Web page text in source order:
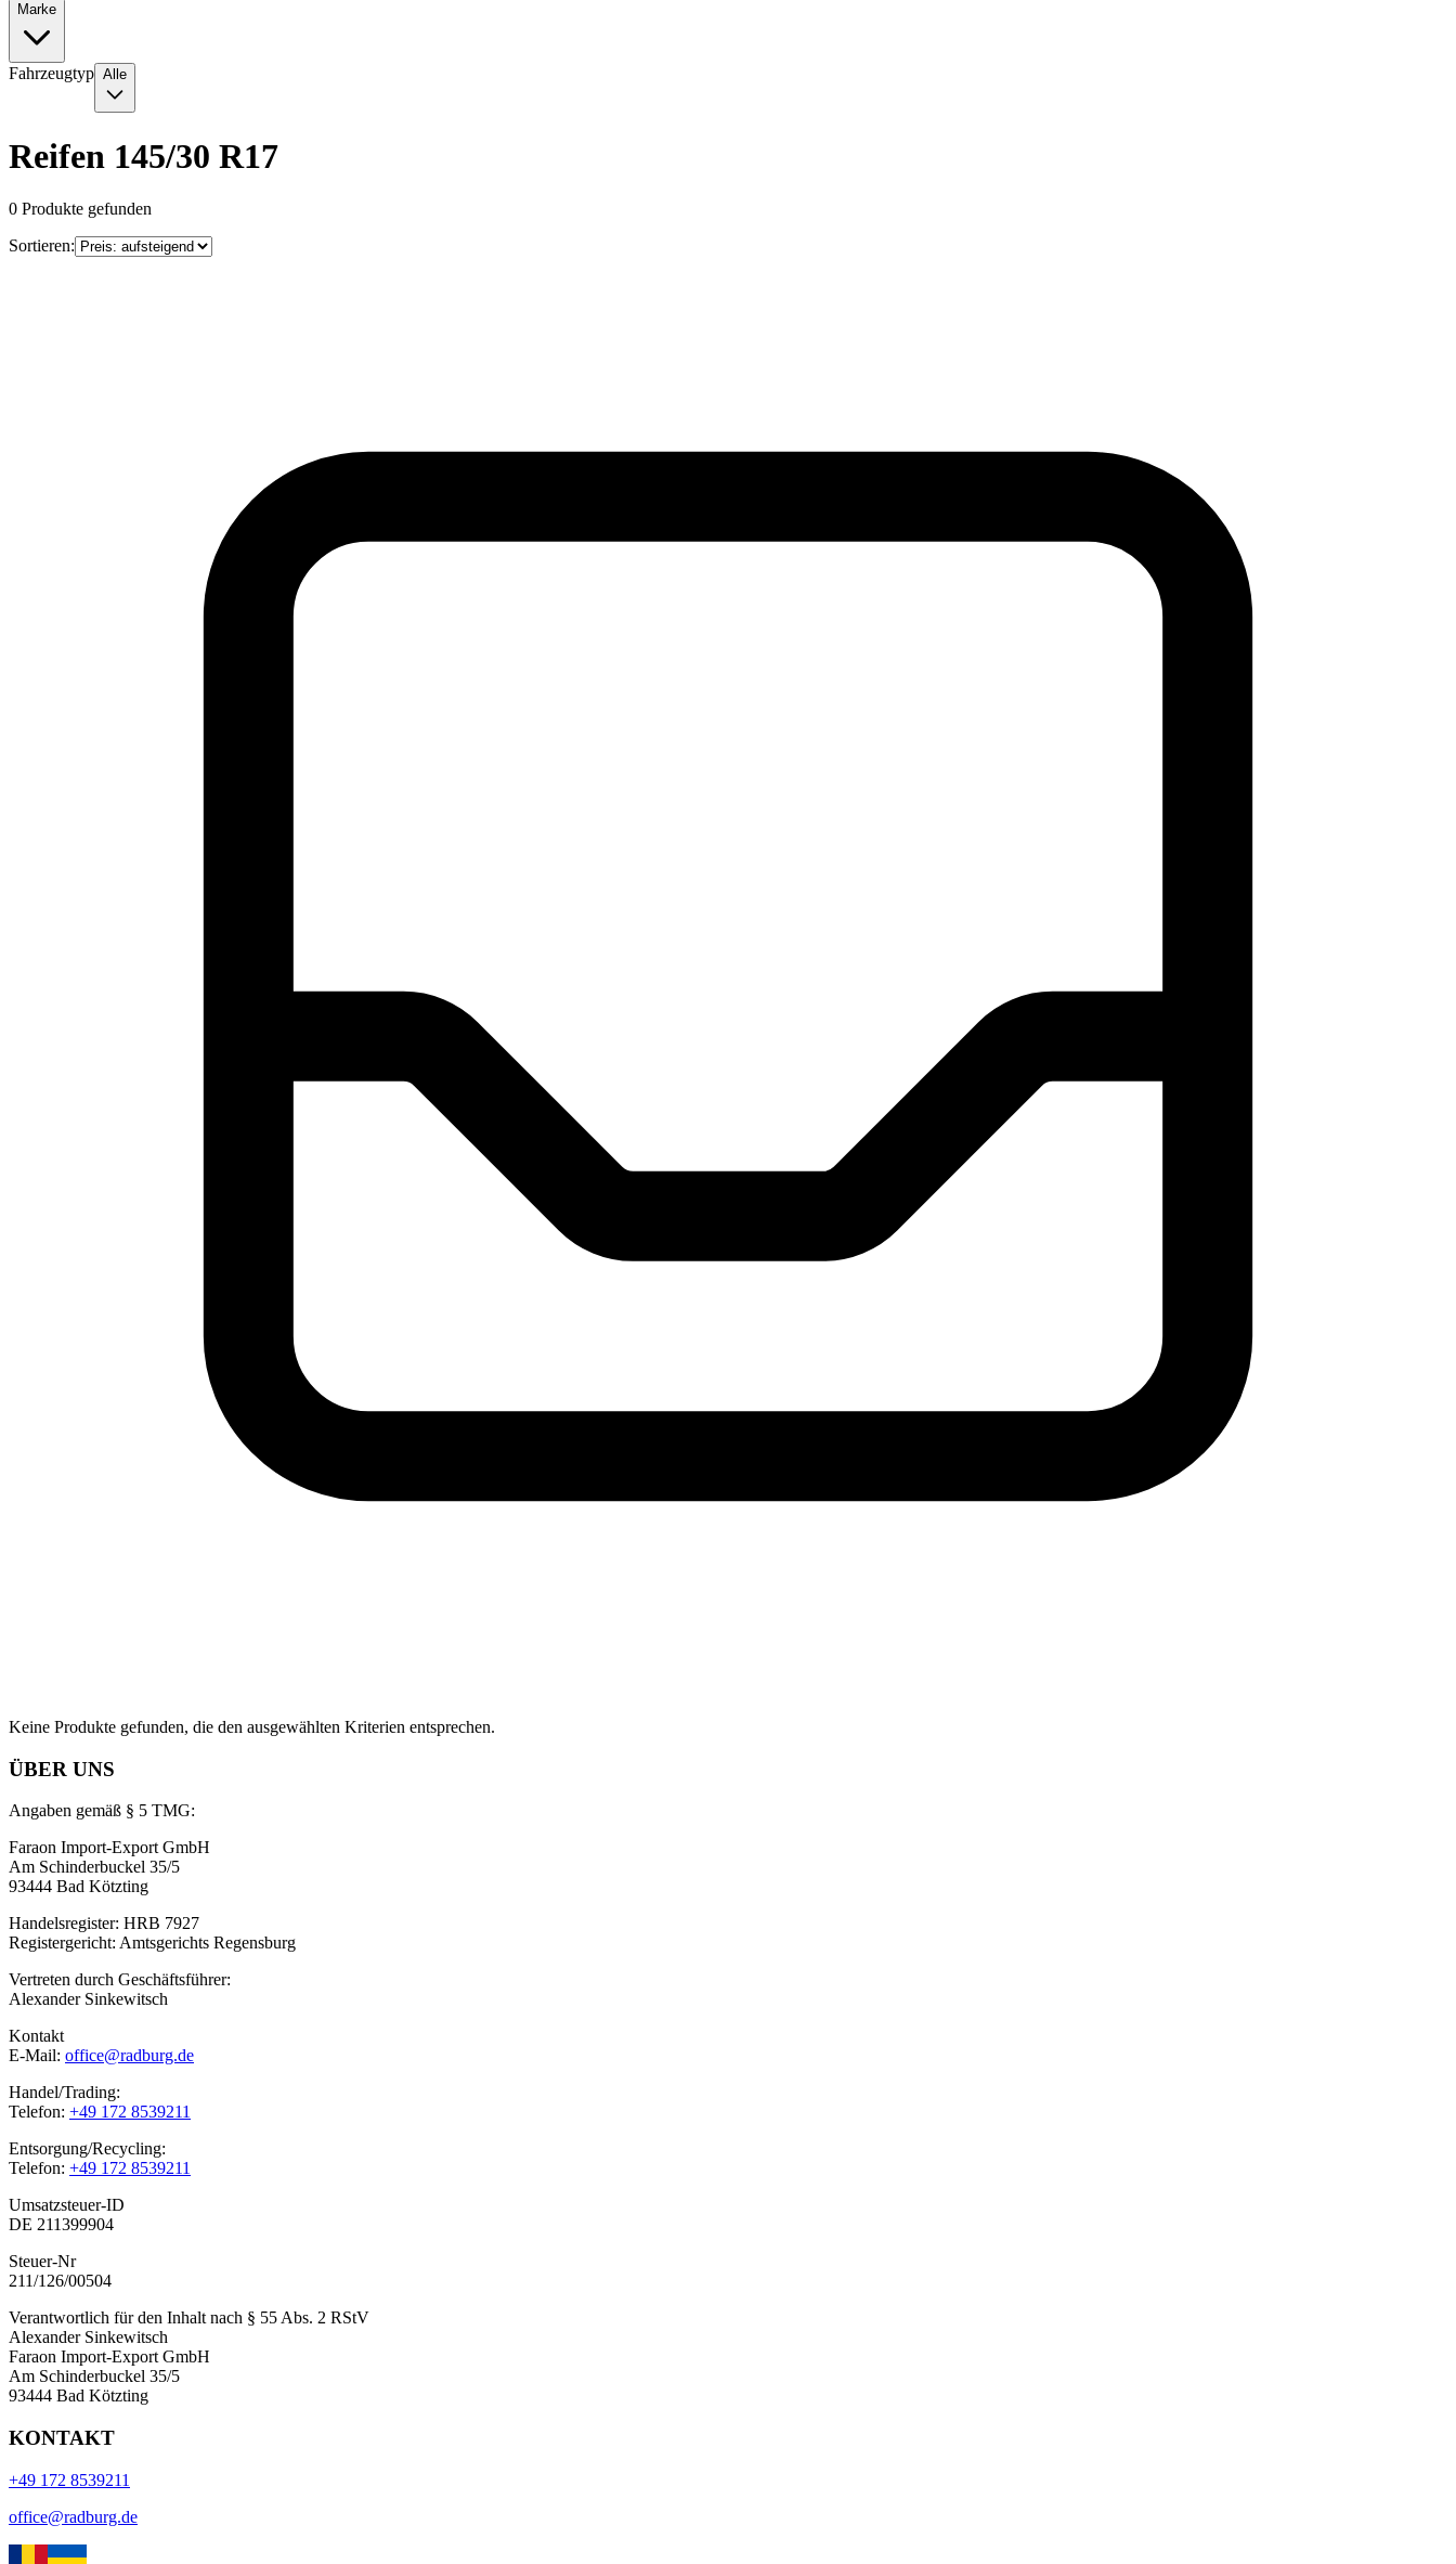
Marke
Fahrzeugtyp Alle
Reifen 145/30 R17
0 Produkte gefunden
Sortieren:
Keine Produkte gefunden, die den ausgewählten Kriterien entsprechen.
ÜBER UNS
Angaben gemäß § 5 TMG:
Faraon Import-Export GmbH
Am Schinderbuckel 35/5
93444 Bad Kötzting
Handelsregister: HRB 7927
Registergericht: Amtsgerichts Regensburg
Vertreten durch Geschäftsführer:
Alexander Sinkewitsch
Kontakt
E-Mail: office@radburg.de
Handel/Trading:
Telefon: +49 172 8539211
Entsorgung/Recycling:
Telefon: +49 172 8539211
Umsatzsteuer-ID
DE 211399904
Steuer-Nr
211/126/00504
Verantwortlich für den Inhalt nach § 55 Abs. 2 RStV
Alexander Sinkewitsch
Faraon Import-Export GmbH
Am Schinderbuckel 35/5
93444 Bad Kötzting
KONTAKT
+49 172 8539211
office@radburg.de